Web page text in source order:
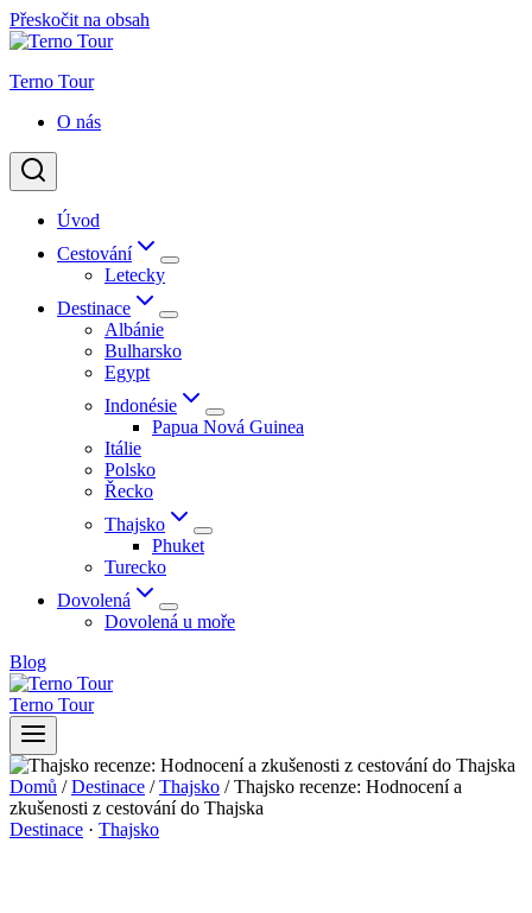
Přeskočit na obsah
Terno Tour
O nás
Úvod
Cestování
Letecky
Destinace
Albánie
Bulharsko
Egypt
Indonésie
Papua Nová Guinea
Itálie
Polsko
Řecko
Thajsko
Phuket
Turecko
Dovolená
Dovolená u moře
Blog
Terno Tour
Domů / Destinace / Thajsko / Thajsko recenze: Hodnocení a
zkušenosti z cestování do Thajska
Destinace · Thajsko